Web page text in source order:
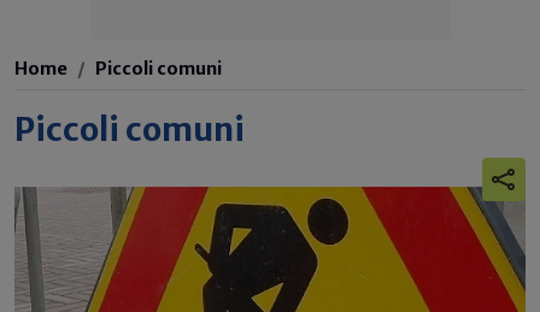
Home Piccoli comuni
Piccoli comuni